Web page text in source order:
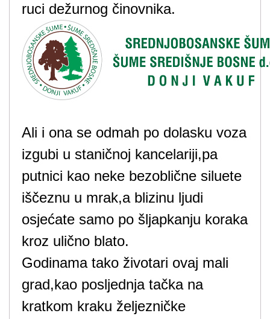
ruci dežurnog činovnika.
Ali i ona se odmah po dolasku voza
izgubi u staničnoj kancelariji,pa
putnici kao neke bezoblične siluete
iščeznu u mrak,a blizinu ljudi
osjećate samo po šljapkanju koraka
kroz ulično blato.
Godinama tako životari ovaj mali
grad,kao posljednja tačka na
kratkom kraku željezničke